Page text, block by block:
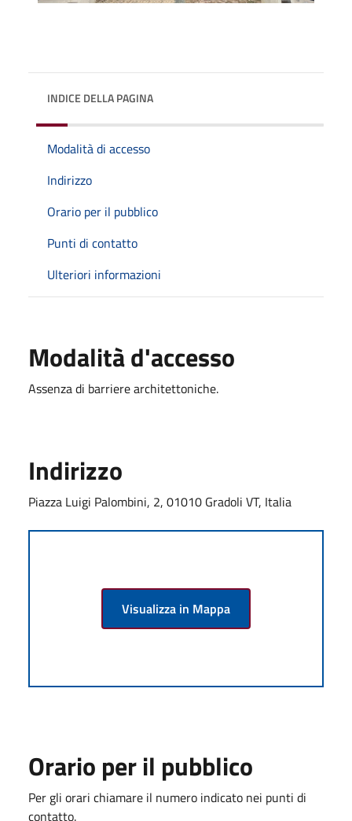
INDICE DELLA PAGINA
Modalità di accesso
Indirizzo
Orario per il pubblico
Punti di contatto
Ulteriori informazioni
Modalità d'accesso
Assenza di barriere architettoniche.
Indirizzo
Piazza Luigi Palombini, 2, 01010 Gradoli VT, Italia
Visualizza in Mappa
Orario per il pubblico
Per gli orari chiamare il numero indicato nei punti di
contatto.